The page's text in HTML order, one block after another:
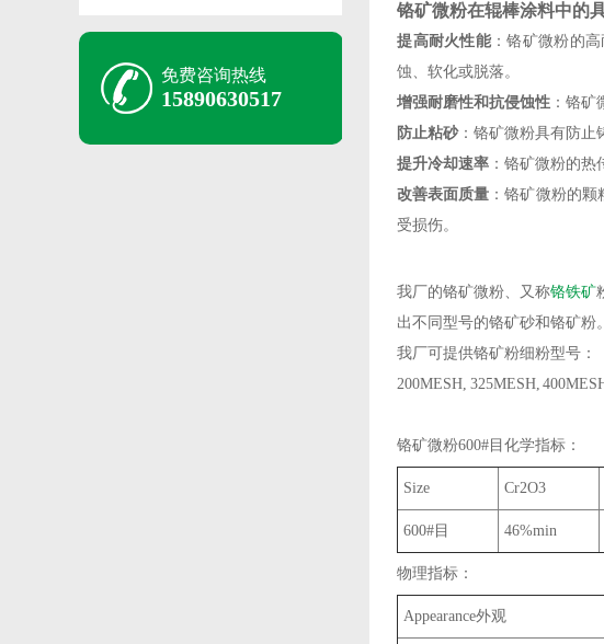
免费咨询热线
15890630517
铬矿微粉在辊棒涂料中的
‌提高耐火性能‌：铬矿微粉的
蚀、软化或脱落‌。
‌增强耐磨性和抗侵蚀性‌ ：铬
‌防止粘砂‌：铬矿微粉具有防止
‌提升冷却速率‌ ：铬矿微粉的
改善表面质量‌ ：铬矿微粉的
受损伤‌。
我厂的铬矿微粉、又称铬铁矿
出不同型号的铬矿砂和铬矿粉。
我厂可提供铬矿粉细粉型号：
200MESH, 325MESH,
铬矿微粉600#目化学指标：
Size Cr2O3
600#目 46%min
物理指标：
Appearance外观